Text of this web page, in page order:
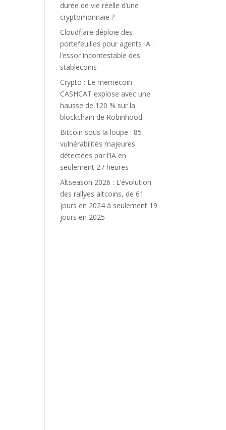
durée de vie réelle d’une
cryptomonnaie ?
Cloudflare déploie des
portefeuilles pour agents IA :
l’essor incontestable des
stablecoins
Crypto : Le memecoin
CASHCAT explose avec une
hausse de 120 % sur la
blockchain de Robinhood
Bitcoin sous la loupe : 85
vulnérabilités majeures
détectées par l’IA en
seulement 27 heures
Altseason 2026 : L’évolution
des rallyes altcoins, de 61
jours en 2024 à seulement 19
jours en 2025